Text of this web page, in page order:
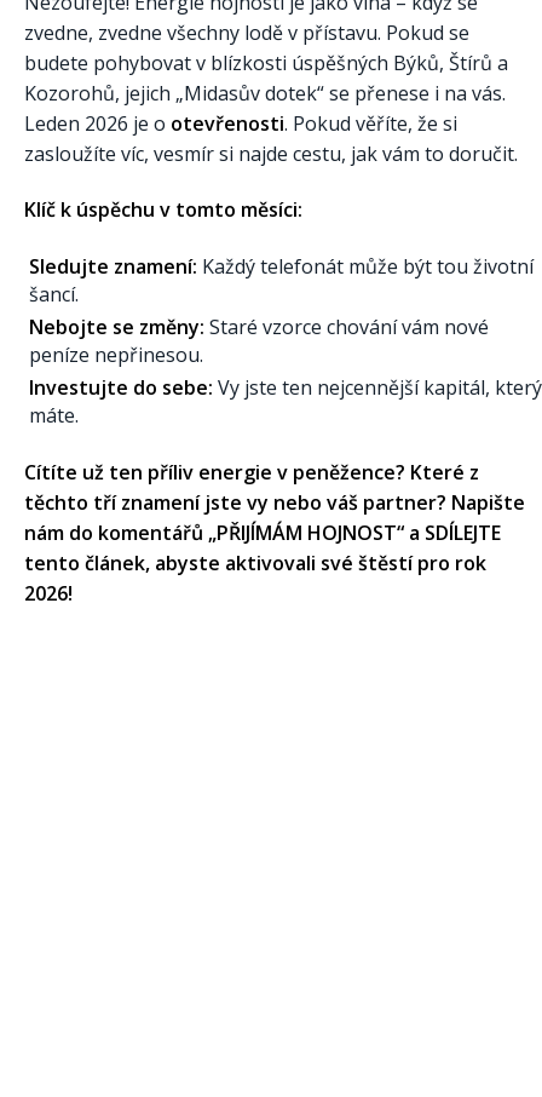
zvedne, zvedne všechny lodě v přístavu. Pokud se
budete pohybovat v blízkosti úspěšných Býků, Štírů a
Kozorohů, jejich „Midasův dotek“ se přenese i na vás.
Leden 2026 je o otevřenosti. Pokud věříte, že si
zasloužíte víc, vesmír si najde cestu, jak vám to doručit.
Klíč k úspěchu v tomto měsíci:
Sledujte znamení: Každý telefonát může být tou životní
šancí.
Nebojte se změny: Staré vzorce chování vám nové
peníze nepřinesou.
Investujte do sebe: Vy jste ten nejcennější kapitál, který
máte.
Cítíte už ten příliv energie v peněžence? Které z
těchto tří znamení jste vy nebo váš partner? Napište
nám do komentářů „PŘIJÍMÁM HOJNOST“ a SDÍLEJTE
tento článek, abyste aktivovali své štěstí pro rok
2026!